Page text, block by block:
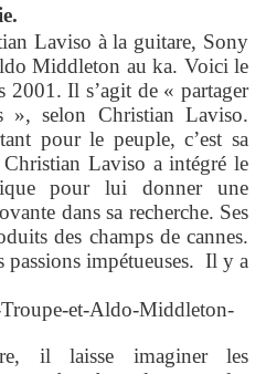
Laviso à la guitare, Sony
Middleton au ka. Voici le
2001. Il s’agit de « partager
», selon Christian Laviso.
pour le peuple, c’est sa
Laviso a intégré le
pour lui donner une
dans sa recherche. Ses
des champs de cannes.
passions impétueuses. Il y a
il laisse imaginer les